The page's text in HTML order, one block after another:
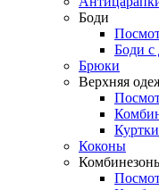
Боди
Боди
Брюки
Верхняя
Куртки
Коконы